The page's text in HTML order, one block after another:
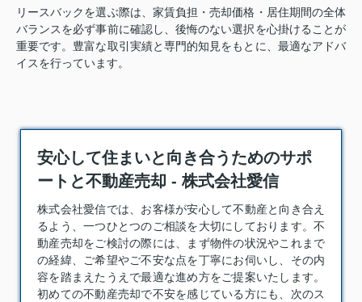
リースバックを選ぶ際は、家賃負担・売却価格・居住期間の全体
バランスを必ず事前に確認し、後悔のない選択を心掛けることが
重要です。豊富な取引実績と専門的知見をもとに、最適なアドバ
イスを行っています。
安心して住まいと向き合うためのサポ
ートと不動産売却 - 株式会社愛信
株式会社愛信では、お客様が安心して不動産と向き合え
るよう、一つひとつのご相談を大切にしております。 不
動産売却をご検討の際には、まず物件の状況やこれまで
の経緯、ご希望やご不安な点を丁寧にお伺いし、その内
容を踏まえたうえで最適な進め方をご提案いたします。
初めての不動産売却で不安を感じている方にも、次のス